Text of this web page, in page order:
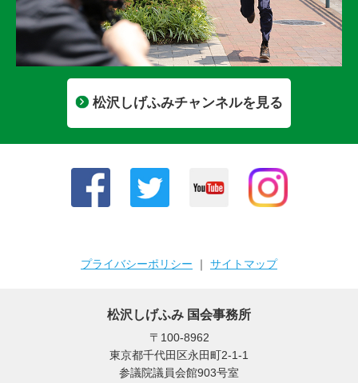
松沢しげふみチャンネルを見る
プライバシーポリシー ｜ サイトマップ
松沢しげふみ 国会事務所
〒100-8962
東京都千代田区永田町2-1-1
参議院議員会館903号室